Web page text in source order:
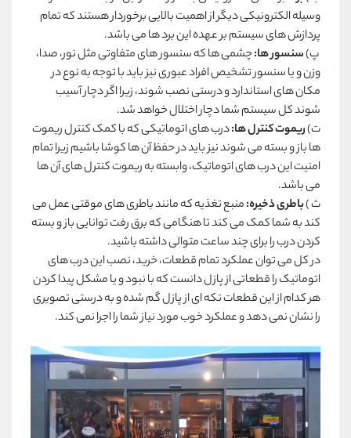
وسیله الکترونیکی دیگر از اهمیت بالایی برخوردار هستند که تمام
پردازش های سیستم بر عهده این برد ها می باشد.
پ)سنسور ها:چشمی ها که سنسور های متفاوتی مثل نور، صدا،
وزن و یا سنسور تشخیص افراد عبوری نیز باید با توجه به نوع در
مکان های استاندارد و درستی نصب شوند، زیرا اگر دچار آسیب
شوند کل سیستم شما دچار اختلال خواهد شد.
ت)ریموت کنترل ها:درب های اتوماتیکی که با کمک کنترل ریموت
ها باز و بسته می شوند نیز باید در حفظ آن ها کوشا باشیم زیرا تمام
امنیت این درب های اتوماتیک، وابسته به ریموت کنترل های آن ها
می باشد.
ث )باطری ذخیره:منبع تغذیه که مانند باطری های موقتی عمل می
کند به شما کمک می کند تا هنگامی که برق رفت توانایی باز و بسته
کردن درب را برای چند ساعت متوالی داشته باشید.
در کل می توان عملکرد تمام قطعات، خرید، نصب این درب های
اتوماتیک را قطعاتی از پازل دانست که با نبود و یا مشکل پیدا کردن
هر کدام از این قطعات تکه ای از پازل گم شده و به درستی تصویری
را نشان نمی دهد و عملکرد خوب مورد نیاز شما را اجرا نمی کند.